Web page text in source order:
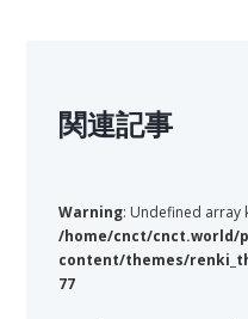
関連記事
Warning: Undefined array
/home/cnct/cnct.world/
content/themes/
77